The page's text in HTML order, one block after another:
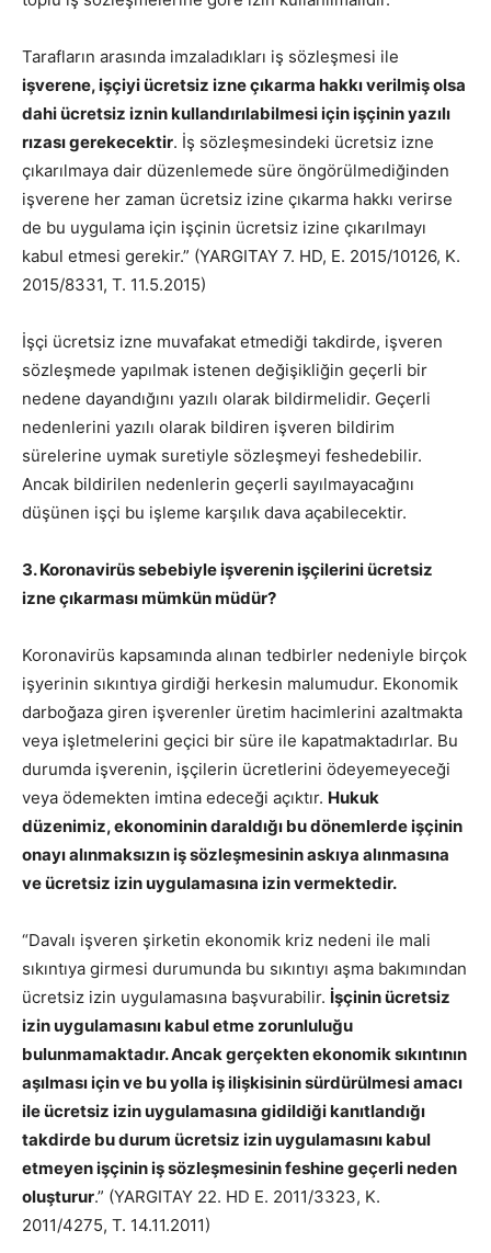
Tarafların arasında imzaladıkları iş sözleşmesi ile
işverene, işçiyi ücretsiz izne çıkarma hakkı verilmiş olsa
dahi ücretsiz iznin kullandırılabilmesi için işçinin yazılı
rızası gerekecektir. İş sözleşmesindeki ücretsiz izne
çıkarılmaya dair düzenlemede süre öngörülmediğinden
işverene her zaman ücretsiz izine çıkarma hakkı verirse
de bu uygulama için işçinin ücretsiz izine çıkarılmayı
kabul etmesi gerekir.” (YARGITAY 7. HD, E. 2015/10126, K.
2015/8331, T. 11.5.2015)
İşçi ücretsiz izne muvafakat etmediği takdirde, işveren
sözleşmede yapılmak istenen değişikliğin geçerli bir
nedene dayandığını yazılı olarak bildirmelidir. Geçerli
nedenlerini yazılı olarak bildiren işveren bildirim
sürelerine uymak suretiyle sözleşmeyi feshedebilir.
Ancak bildirilen nedenlerin geçerli sayılmayacağını
düşünen işçi bu işleme karşılık dava açabilecektir.
3. Koronavirüs sebebiyle işverenin işçilerini ücretsiz
izne çıkarması mümkün müdür?
Koronavirüs kapsamında alınan tedbirler nedeniyle birçok
işyerinin sıkıntıya girdiği herkesin malumudur. Ekonomik
darboğaza giren işverenler üretim hacimlerini azaltmakta
veya işletmelerini geçici bir süre ile kapatmaktadırlar. Bu
durumda işverenin, işçilerin ücretlerini ödeyemeyeceği
veya ödemekten imtina edeceği açıktır. Hukuk
düzenimiz, ekonominin daraldığı bu dönemlerde işçinin
onayı alınmaksızın iş sözleşmesinin askıya alınmasına
ve ücretsiz izin uygulamasına izin vermektedir.
“Davalı işveren şirketin ekonomik kriz nedeni ile mali
sıkıntıya girmesi durumunda bu sıkıntıyı aşma bakımından
ücretsiz izin uygulamasına başvurabilir. İşçinin ücretsiz
izin uygulamasını kabul etme zorunluluğu
bulunmamaktadır. Ancak gerçekten ekonomik sıkıntının
aşılması için ve bu yolla iş ilişkisinin sürdürülmesi amacı
ile ücretsiz izin uygulamasına gidildiği kanıtlandığı
takdirde bu durum ücretsiz izin uygulamasını kabul
etmeyen işçinin iş sözleşmesinin feshine geçerli neden
oluşturur.” (YARGITAY 22. HD E. 2011/3323, K.
2011/4275, T. 14.11.2011)